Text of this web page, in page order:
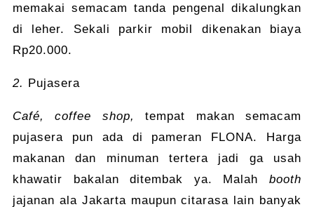
memakai semacam tanda pengenal dikalungkan
di leher. Sekali parkir mobil dikenakan biaya
Rp20.000.
2. Pujasera
Café, coffee shop,
tempat makan semacam
pujasera pun ada di pameran FLONA. Harga
makanan dan minuman tertera jadi ga usah
khawatir bakalan ditembak ya. Malahbooth
jajanan ala Jakarta maupun citarasa lain banyak